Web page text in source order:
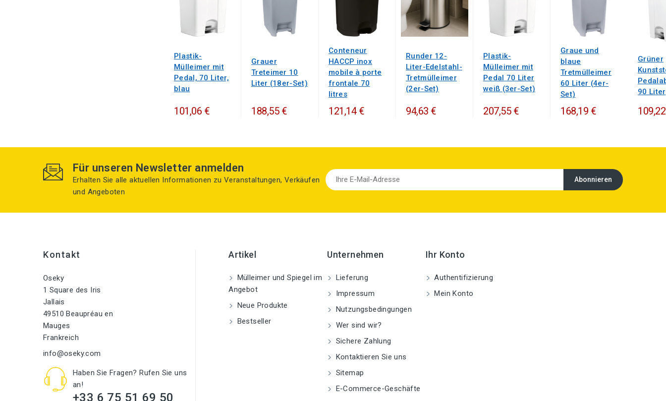
Plastik-
Mülleimer mit
Pedal, 70 Liter,
blau
101,06 €
Grauer
Treteimer 10
Liter (18er-Set)
188,55 €
Conteneur
HACCP inox
mobile à porte
frontale 70
litres
121,14 €
Runder 12-
Liter-Edelstahl-
Tretmülleimer
(2er-Set)
94,63 €
Plastik-
Mülleimer mit
Pedal 70 Liter
weiß (3er-Set)
207,55 €
Graue und
blaue
Tretmülleimer
60 Liter (4er-
Set)
168,19 €
Grüner
90 Liter
Für unseren Newsletter anmelden
Erhalten Sie alle aktuellen Informationen zu Veranstaltungen, Verkäufen
und Angeboten
Kontakt
Oseky
1 Square des Iris
Jallais
49510 Beaupréau en
Mauges
Frankreich
info@oseky.com
Haben Sie Fragen? Rufen Sie uns
an!
+33 6 75 51 69 50
Artikel
Mülleimer und Spiegel im
Angebot
Neue Produkte
Bestseller
Unternehmen
Lieferung
Impressum
Nutzungsbedingungen
Wer sind wir?
Sichere Zahlung
Kontaktieren Sie uns
Sitemap
E-Commerce-Geschäfte
Ihr Konto
Authentifizierung
Mein Konto